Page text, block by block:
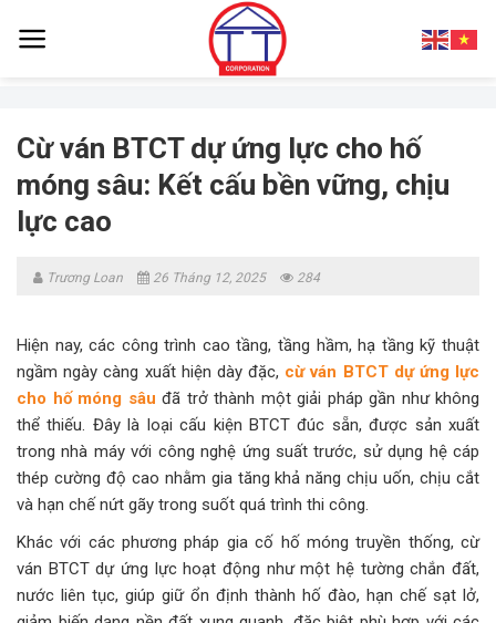
Cừ ván BTCT dự ứng lực cho hố
móng sâu: Kết cấu bền vững, chịu
lực cao
Trương Loan 26 Tháng 12, 2025 284
Hiện nay, các công trình cao tầng, tầng hầm, hạ tầng kỹ thuật
ngầm ngày càng xuất hiện dày đặc, cừ ván BTCT dự ứng lực
cho hố móng sâu đã trở thành một giải pháp gần như không
thể thiếu. Đây là loại cấu kiện BTCT đúc sẵn, được sản xuất
trong nhà máy với công nghệ ứng suất trước, sử dụng hệ cáp
thép cường độ cao nhằm gia tăng khả năng chịu uốn, chịu cắt
và hạn chế nứt gãy trong suốt quá trình thi công.
Khác với các phương pháp gia cố hố móng truyền thống, cừ
ván BTCT dự ứng lực hoạt động như một hệ tường chắn đất,
nước liên tục, giúp giữ ổn định thành hố đào, hạn chế sạt lở,